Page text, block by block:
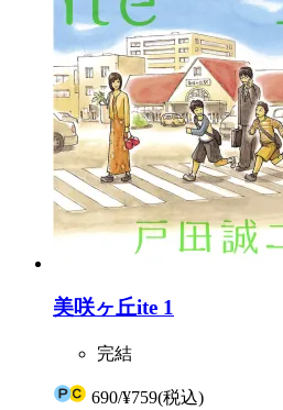
美咲ヶ丘ite 1
完結
690/¥759(税込)